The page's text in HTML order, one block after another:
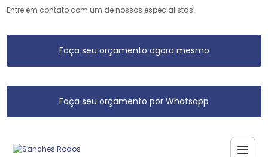
Entre em contato com um de nossos especialistas!
Faça seu orçamento agora mesmo
Faça seu orçamento por Whatsapp